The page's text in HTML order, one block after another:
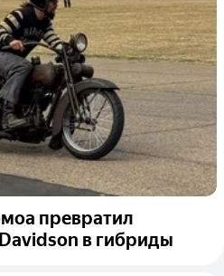
превратил
в гибриды